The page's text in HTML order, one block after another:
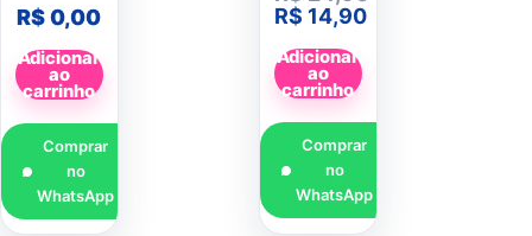
R$0,00
Adicionar
ao
carrinho
Comprar
no
WhatsApp
O preço original era:
R$ 14,90
Adicionar
ao
carrinho
Comprar
no
WhatsApp